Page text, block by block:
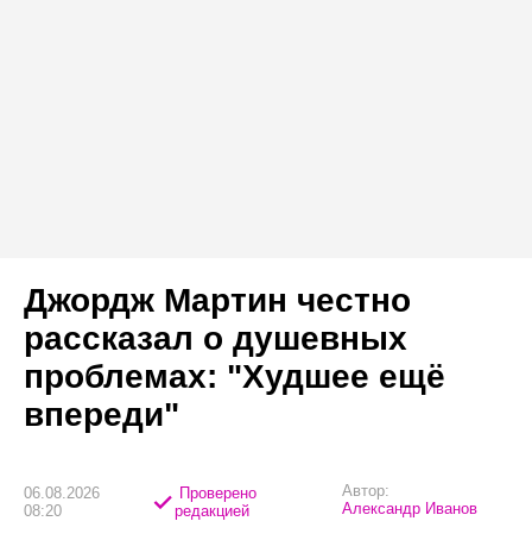
Джордж Мартин честно
рассказал о душевных
проблемах: "Худшее ещё
впереди"
06.08.2026
08:20
Проверено
редакцией
Автор:
Александр Иванов